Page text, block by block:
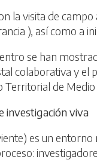
la visita de
), así como a
se han
colaborativa y el
de
investigación viva
es un